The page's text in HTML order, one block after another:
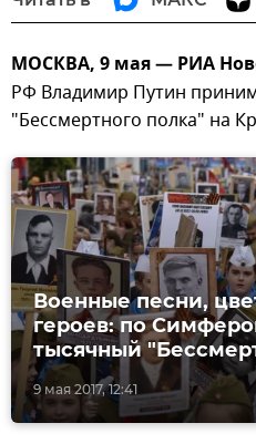
МОСКВА, 9 мая — РИА
РФ Владимир Путин
"Бессмертного полка" на
9 мая 2017, 12:41
Военные песни,
героев: по
тысячный